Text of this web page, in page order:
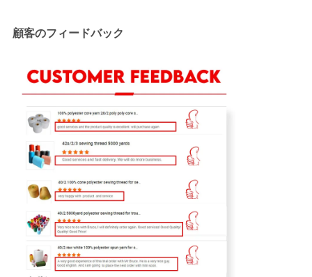
顧客のフィードバック